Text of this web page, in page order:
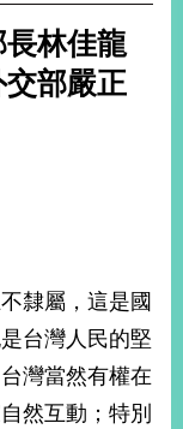
林佳龍
部嚴正
隸屬，這是國
台灣人民的堅
灣當然有權在
然互動；特別